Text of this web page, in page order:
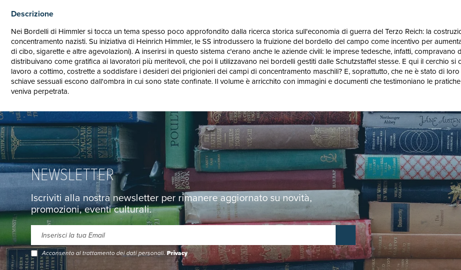
Descrizione
Nei Bordelli di Himmler si tocca un tema spesso poco approfondito dalla ricerca storica sull'economia di guerra del Terzo Reich: la
concentramento nazisti. Su iniziativa di Heinrich Himmler, le SS introdussero la fruizione del bordello del campo come incentivo per
di cibo, sigarette e altre agevolazioni). A inserirsi in questo sistema c'erano anche le aziende civili: le imprese tedesche, infatti,
distribuivano come gratifica ai lavoratori più meritevoli, che poi li utilizzavano nei bordelli gestiti dalle Schutzstaffel stesse. E qui il cerchio
lavoro a cottimo, costrette a soddisfare i desideri dei prigionieri dei campi di concentramento maschili? E, soprattutto, che ne è stato di
schiave sessuali escono dall'ombra in cui sono state confinate. Il volume è arricchito con immagini e documenti che testimoniano le
veniva perpetrata.
NEWSLETTER
Iscriviti alla nostra newsletter per rimanere aggiornato su novità,
promozioni, eventi culturali.
Acconsento al trattamento dei dati personali.Privacy